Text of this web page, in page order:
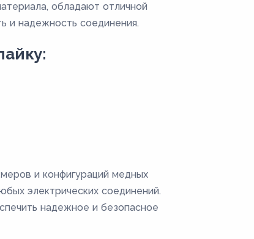
обладают отличной
и надежность соединения.
и конфигураций медных
электрических соединений.
надежное и безопасное